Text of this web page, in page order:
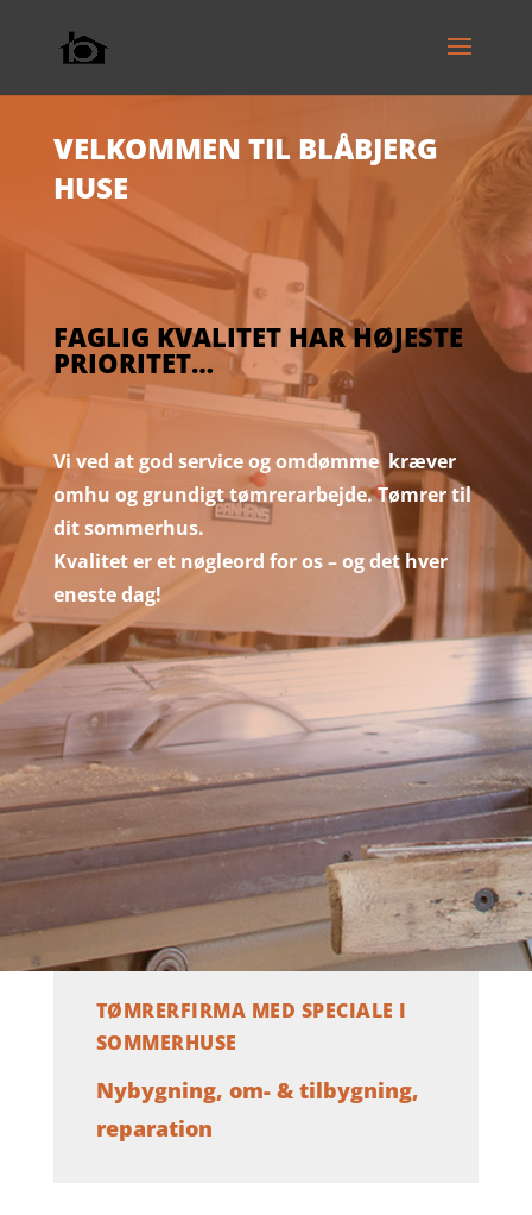
VELKOMMEN TIL BLÅBJERG
HUSE
FAGLIG KVALITET HAR HØJESTE
PRIORITET…
Vi ved at god service og omdømme kræver
omhu og grundigt tømrerarbejde. Tømrer til
dit sommerhus.
Kvalitet er et nøgleord for os – og det hver
eneste dag!
TØMRERFIRMA MED SPECIALE I
SOMMERHUSE
Nybygning, om- & tilbygning,
reparation